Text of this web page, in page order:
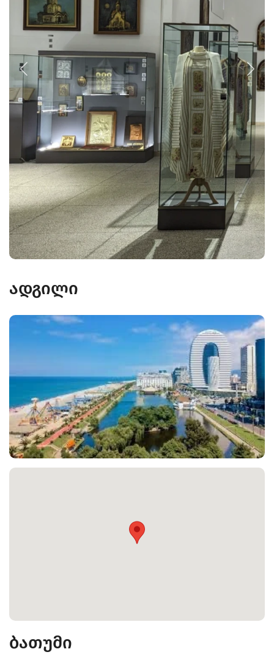
ადგილი
ბათუმი